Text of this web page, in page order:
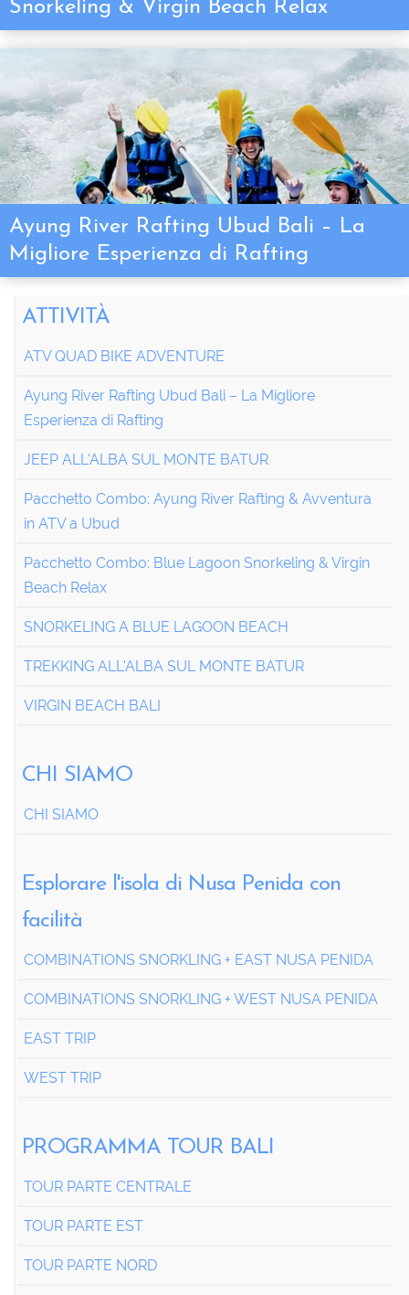
Snorkeling & Virgin Beach Relax
Ayung River Rafting Ubud Bali – La
Migliore Esperienza di Rafting
ATTIVITÀ
ATV QUAD BIKE ADVENTURE
Ayung River Rafting Ubud Bali – La Migliore
Esperienza di Rafting
JEEP ALL'ALBA SUL MONTE BATUR
Pacchetto Combo: Ayung River Rafting & Avventura
in ATV a Ubud
Pacchetto Combo: Blue Lagoon Snorkeling & Virgin
Beach Relax
SNORKELING A BLUE LAGOON BEACH
TREKKING ALL'ALBA SUL MONTE BATUR
VIRGIN BEACH BALI
CHI SIAMO
CHI SIAMO
Esplorare l'isola di Nusa Penida con
facilità
COMBINATIONS SNORKLING + EAST NUSA PENIDA
COMBINATIONS SNORKLING + WEST NUSA PENIDA
EAST TRIP
WEST TRIP
PROGRAMMA TOUR BALI
TOUR PARTE CENTRALE
TOUR PARTE EST
TOUR PARTE NORD